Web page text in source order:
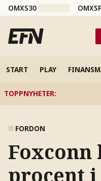
OMXS30
START PLAY
TOPPNYHETER:
FORDON
Foxconn
procent